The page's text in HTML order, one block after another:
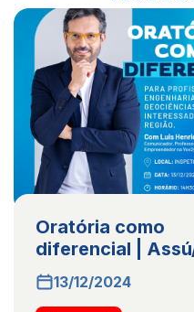
Oratória como
diferencial |
13/12/2024